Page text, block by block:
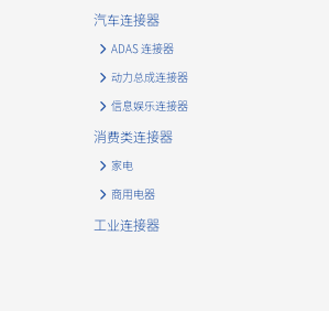
汽车连接器
ADAS 连接器
动力总成连接器
信息娱乐连接器
消费类连接器
家电
商用电器
工业连接器